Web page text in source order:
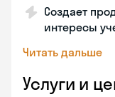
Создает
интересы
Читать дальше
Услуги и